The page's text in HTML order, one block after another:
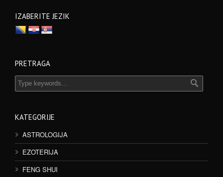
IZABERITE JEZIK
PRETRAGA
KATEGORIJE
ASTROLOGIJA
EZOTERIJA
FENG SHUI